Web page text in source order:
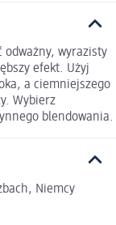
odważny, wyrazisty
efekt. Użyj
a ciemniejszego
Wybierz
blendowania.
Niemcy